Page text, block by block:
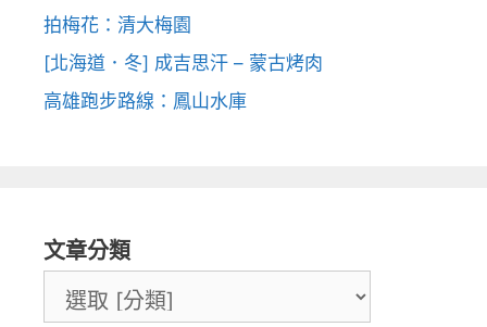
拍梅花：清大梅園
[北海道．冬] 成吉思汗 – 蒙古烤肉
高雄跑步路線：鳳山水庫
文章分類